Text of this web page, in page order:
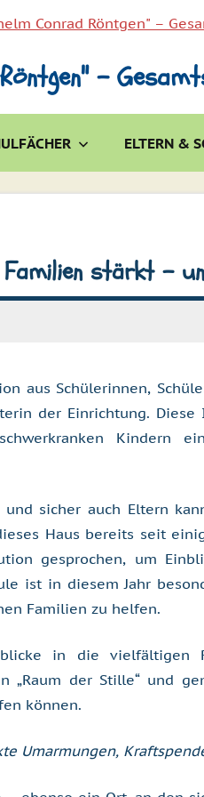
–
ELTERN &
Familien stärkt –
aus Schülerinnen,
der Einrichtung. Diese
Kindern
sicher auch Eltern
Haus bereits seit
gesprochen, um
ist in diesem Jahr
Familien zu helfen.
in die vielfältigen
„Raum der Stille“ und
können.
Umarmungen,